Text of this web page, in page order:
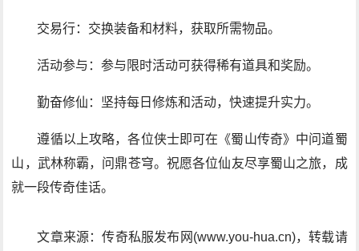
交易行：交换装备和材料，获取所需物品。
活动参与：参与限时活动可获得稀有道具和奖励。
勤奋修仙：坚持每日修炼和活动，快速提升实力。
遵循以上攻略，各位侠士即可在《蜀山传奇》中问道蜀
山，武林称霸，问鼎苍穹。祝愿各位仙友尽享蜀山之旅，成
就一段传奇佳话。
文章来源：传奇私服发布网(www.you-hua.cn)，转载请